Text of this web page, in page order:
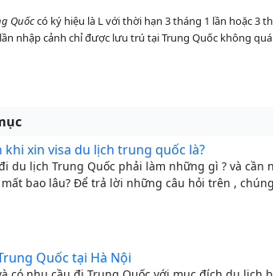
Quốccó ký hiệu là L với thời hạn 3 tháng 1 lần hoặc 3
nhập cảnh chỉ được lưu trú tại Trung Quốc không
xin visa du lịch trung quốc là?
du lịch Trung Quốc phải làm những gì ? và cần
bao lâu? Để trả lời những câu hỏi trên ,
Quốc tại Hà Nội